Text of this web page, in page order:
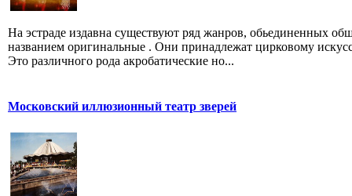
На эстраде издавна существуют ряд жанров, обьединенных
названием оригинальные . Они принадлежат цирковому
Это различного рода акробатические но...
Московский иллюзионный театр зверей